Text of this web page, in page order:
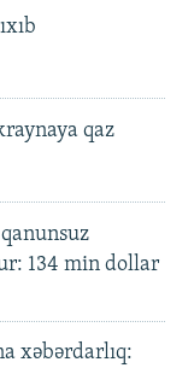
qaz
134 min dollar
xəbərdarlıq: